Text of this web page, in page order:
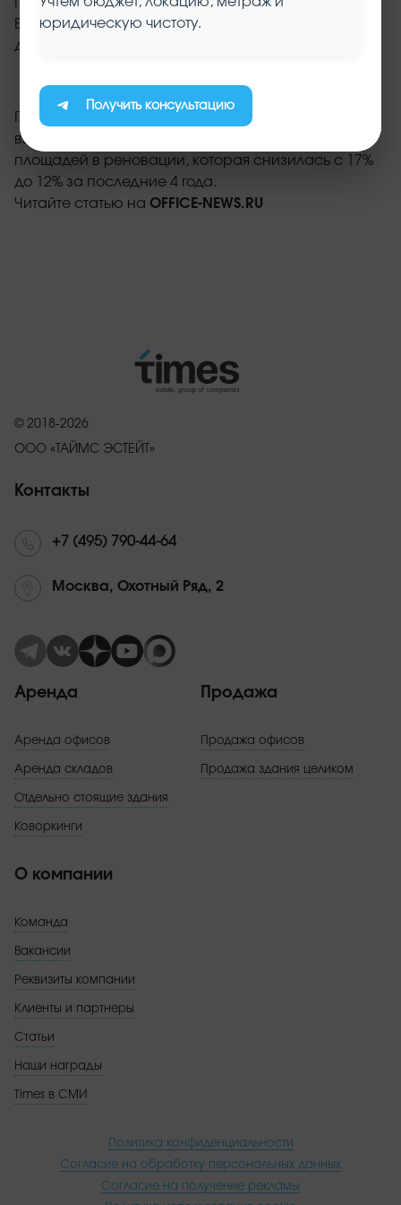
Большевик, Винзавод, ЗИЛ, Красная роза и многие
другие.
Главным показателем того, что лофты имеют
высокую популярность, является доля свободных
площадей в реновации, которая снизилась с 17%
до 12% за последние 4 года.
Читайте статью на OFFICE-NEWS.RU
© 2018-2026
ООО «ТАЙМС ЭСТЕЙТ»
Контакты
+7 (495) 790-44-64
Москва, Охотный Ряд, 2
Аренда
Аренда офисов
Аренда складов
Отдельно стоящие здания
Коворкинги
Продажа
Продажа офисов
Продажа здания целиком
О компании
Команда
Вакансии
Реквизиты компании
Клиенты и партнеры
Статьи
Наши награды
Times в СМИ
Политика конфиденциальности
Согласие на обработку персональных данных
Согласие на получение рекламы
юридическую чистоту.
Получить консультацию